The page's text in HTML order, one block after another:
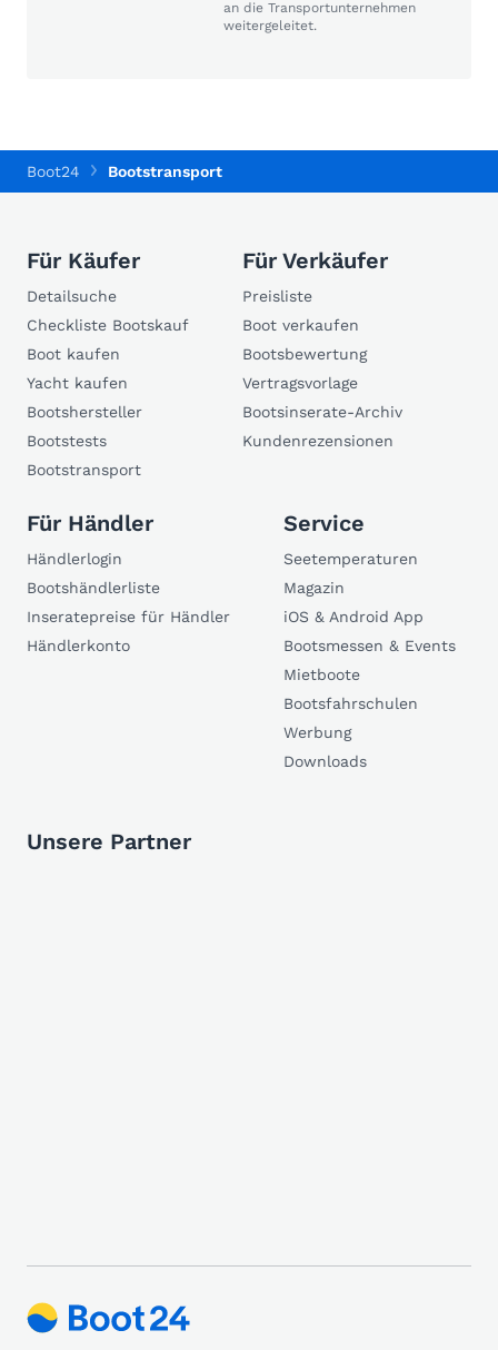
an die Transportunternehmen
weitergeleitet.
Boot24 Bootstransport
Für Käufer
Detailsuche
Checkliste Bootskauf
Boot kaufen
Yacht kaufen
Bootshersteller
Bootstests
Bootstransport
Für Verkäufer
Preisliste
Boot verkaufen
Bootsbewertung
Vertragsvorlage
Bootsinserate-Archiv
Kundenrezensionen
Für Händler
Händlerlogin
Bootshändlerliste
Inseratepreise für Händler
Händlerkonto
Service
Seetemperaturen
Magazin
iOS & Android App
Bootsmessen & Events
Mietboote
Bootsfahrschulen
Werbung
Downloads
Unsere Partner